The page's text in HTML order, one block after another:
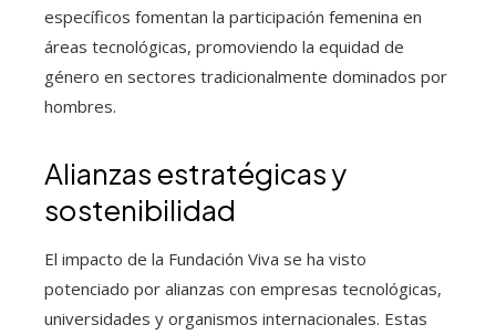
específicos fomentan la participación femenina en
áreas tecnológicas, promoviendo la equidad de
género en sectores tradicionalmente dominados por
hombres.
Alianzas estratégicas y
sostenibilidad
El impacto de la Fundación Viva se ha visto
potenciado por alianzas con empresas tecnológicas,
universidades y organismos internacionales. Estas